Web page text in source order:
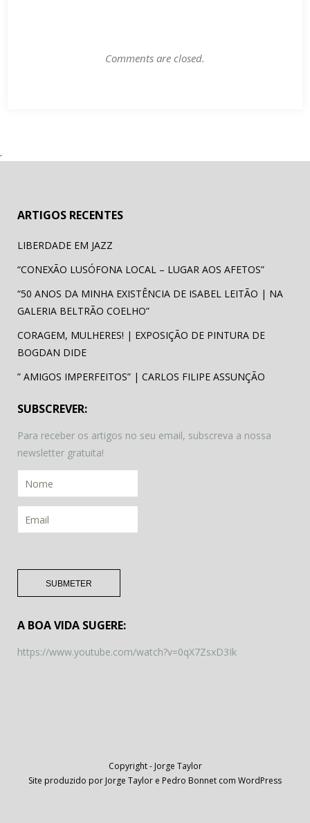
Comments are closed.
.
ARTIGOS RECENTES
LIBERDADE EM JAZZ
“CONEXÃO LUSÓFONA LOCAL – LUGAR AOS AFETOS”
“50 ANOS DA MINHA EXISTÊNCIA DE ISABEL LEITÃO | NA
GALERIA BELTRÃO COELHO”
CORAGEM, MULHERES! | EXPOSIÇÃO DE PINTURA DE
BOGDAN DIDE
” AMIGOS IMPERFEITOS” | CARLOS FILIPE ASSUNÇÃO
SUBSCREVER:
Para receber os artigos no seu email, subscreva a nossa
newsletter gratuita!
A BOA VIDA SUGERE:
https://www.youtube.com/watch?v=0qX7ZsxD3Ik
Copyright - Jorge Taylor
Site produzido por Jorge Taylor e Pedro Bonnet com WordPress